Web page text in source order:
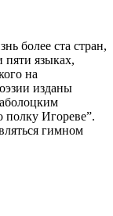
более ста стран,
пяти языках,
на
изданы
Игореве”.
гимном